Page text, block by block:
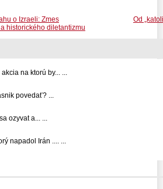
Od
o Izraeli: Zmes
historického diletantizmu
na ktorú by... ...
povedať? ...
ozyvat a... ...
napadol Irán .... ...